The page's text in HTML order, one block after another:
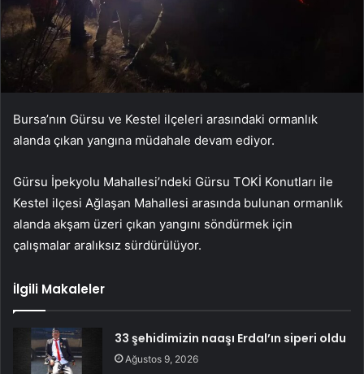
Bursa’nın Gürsu ve Kestel ilçeleri arasındaki ormanlık
alanda çıkan yangına müdahale devam ediyor.
Gürsu İpekyolu Mahallesi’ndeki Gürsu TOKİ Konutları ile
Kestel ilçesi Ağlaşan Mahallesi arasında bulunan ormanlık
alanda akşam üzeri çıkan yangını söndürmek için
çalışmalar aralıksız sürdürülüyor.
İlgili Makaleler
33 şehidimizin naaşı Erdal’ın siperi oldu
Ağustos 9, 2026